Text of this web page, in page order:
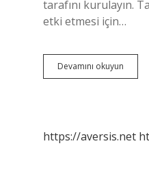
tarafını kurulayın.
etki etmesi için…
Devamını okuyun
Tutmuş
https://aversis.net